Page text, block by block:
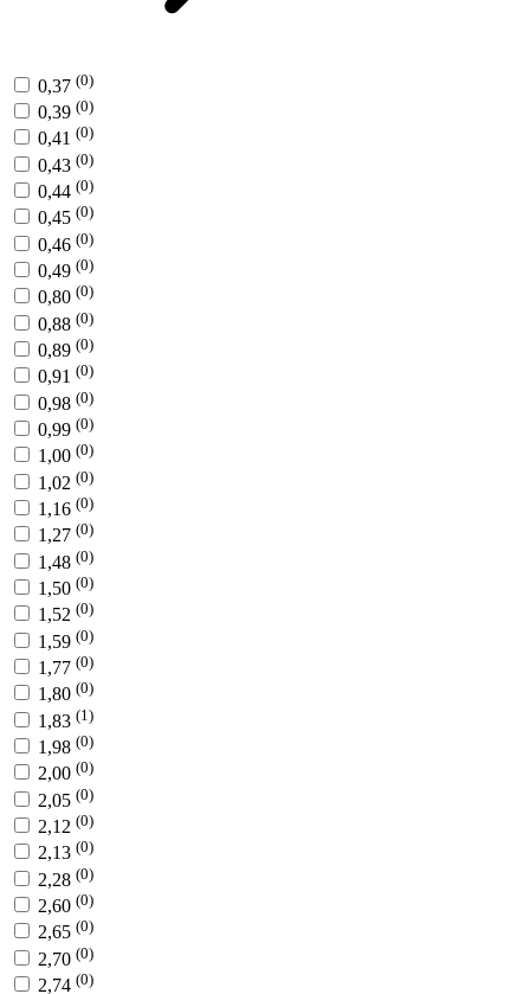
0,37 (0)
0,39 (0)
0,41 (0)
0,43 (0)
0,44 (0)
0,45 (0)
0,46 (0)
0,49 (0)
0,80 (0)
0,88 (0)
0,89 (0)
0,91 (0)
0,98 (0)
0,99 (0)
1,00 (0)
1,02 (0)
1,16 (0)
1,27 (0)
1,48 (0)
1,50 (0)
1,52 (0)
1,59 (0)
1,77 (0)
1,80 (0)
1,83 (1)
1,98 (0)
2,00 (0)
2,05 (0)
2,12 (0)
2,13 (0)
2,28 (0)
2,60 (0)
2,65 (0)
2,70 (0)
2,74 (0)